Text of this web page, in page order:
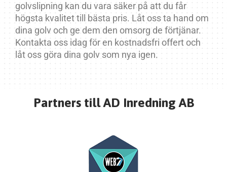
golvslipning kan du vara säker på att du får
högsta kvalitet till bästa pris. Låt oss ta hand om
dina golv och ge dem den omsorg de förtjänar.
Kontakta oss idag för en kostnadsfri offert och
låt oss göra dina golv som nya igen.
Partners till AD Inredning AB